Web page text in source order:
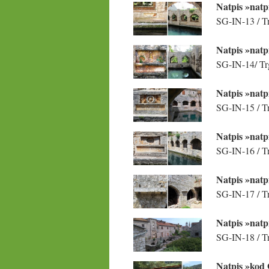
Natpis
SG-IN-13 /
Natpis
SG-IN-14/
Natpis
SG-IN-15 /
Natpis
SG-IN-16 /
Natpis
SG-IN-17 /
Natpis
SG-IN-18 /
Natpis »kod